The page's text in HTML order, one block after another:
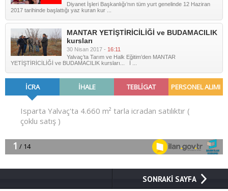
Diyanet İşleri Başkanlığı’nın tüm yurt genelinde 12 Haziran
2017 tarihinde başlattığı yaz kuran kur ...
MANTAR YETİŞTİRİCİLİĞİ ve BUDAMACILIK
kursları
30 Nisan 2017 - 16:11
Yalvaç’ta Tarım ve Halk Eğitim’den MANTAR
YETİŞTİRİCİLİĞİ ve BUDAMACILIK kursları... İ ...
SONRAKİ SAYFA